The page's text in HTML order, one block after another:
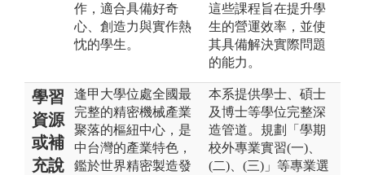
作，適合具備好奇
心、創造力與實作熱
忱的學生。
這些課程旨在提升學
生的營運效率，並使
其具備解決實際問題
的能力。
學習
資源
或補
充說
逢甲大學位處全國最
完整的精密機械產業
聚落的樞紐中心，是
中台灣的產業特色，
鑑於世界精密製造發
本系提供學士、碩士
及博士等學位完整深
造管道。規劃「學期
校外專業實習(一)、
(二)、(三)」等專業選